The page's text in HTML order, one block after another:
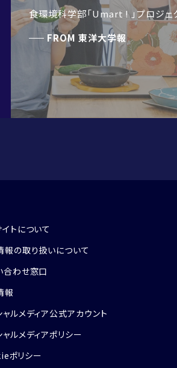
「総合知」教育 06
ートしました。
食環境科学部「Umart ! 」プロジェ
FROM 東洋大学報
トについて
報の取り扱いについて
合わせ窓口
報
ルメディア公式アカウント
ルメディアポリシー
ポリシー